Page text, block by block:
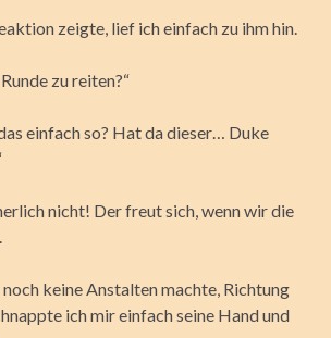
zeigte, lief ich einfach zu ihm hin.
Runde zu reiten?“
einfach so? Hat da dieser… Duke
nicht! Der freut sich, wenn wir die
keine Anstalten machte, Richtung
ich mir einfach seine Hand und